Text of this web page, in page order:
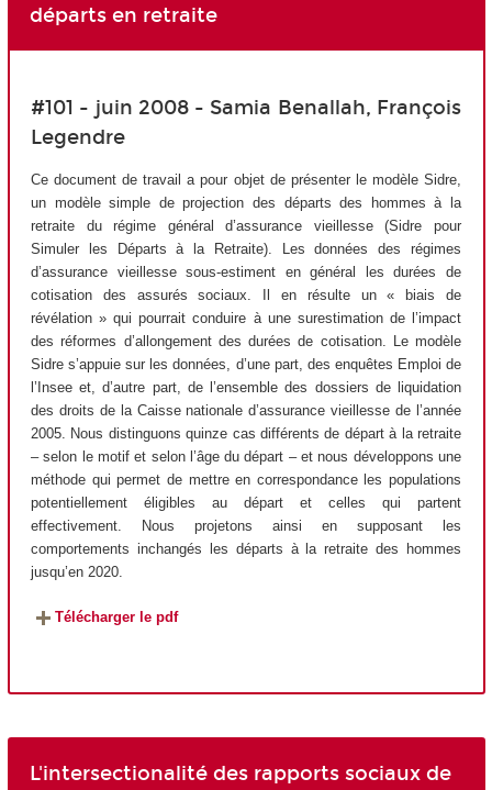
départs en retraite
#101 - juin 2008 - Samia Benallah, François
Legendre
Ce document de travail a pour objet de présenter le modèle Sidre,
un modèle simple de projection des départs des hommes à la
retraite du régime général d’assurance vieillesse (Sidre pour
Simuler les Départs à la Retraite). Les données des régimes
d’assurance vieillesse sous-estiment en général les durées de
cotisation des assurés sociaux. Il en résulte un « biais de
révélation » qui pourrait conduire à une surestimation de l’impact
des réformes d’allongement des durées de cotisation. Le modèle
Sidre s’appuie sur les données, d’une part, des enquêtes Emploi de
l’Insee et, d’autre part, de l’ensemble des dossiers de liquidation
des droits de la Caisse nationale d’assurance vieillesse de l’année
2005. Nous distinguons quinze cas différents de départ à la retraite
– selon le motif et selon l’âge du départ – et nous développons une
méthode qui permet de mettre en correspondance les populations
potentiellement éligibles au départ et celles qui partent
effectivement. Nous projetons ainsi en supposant les
comportements inchangés les départs à la retraite des hommes
jusqu’en 2020.
Télécharger le pdf
L'intersectionalité des rapports sociaux de